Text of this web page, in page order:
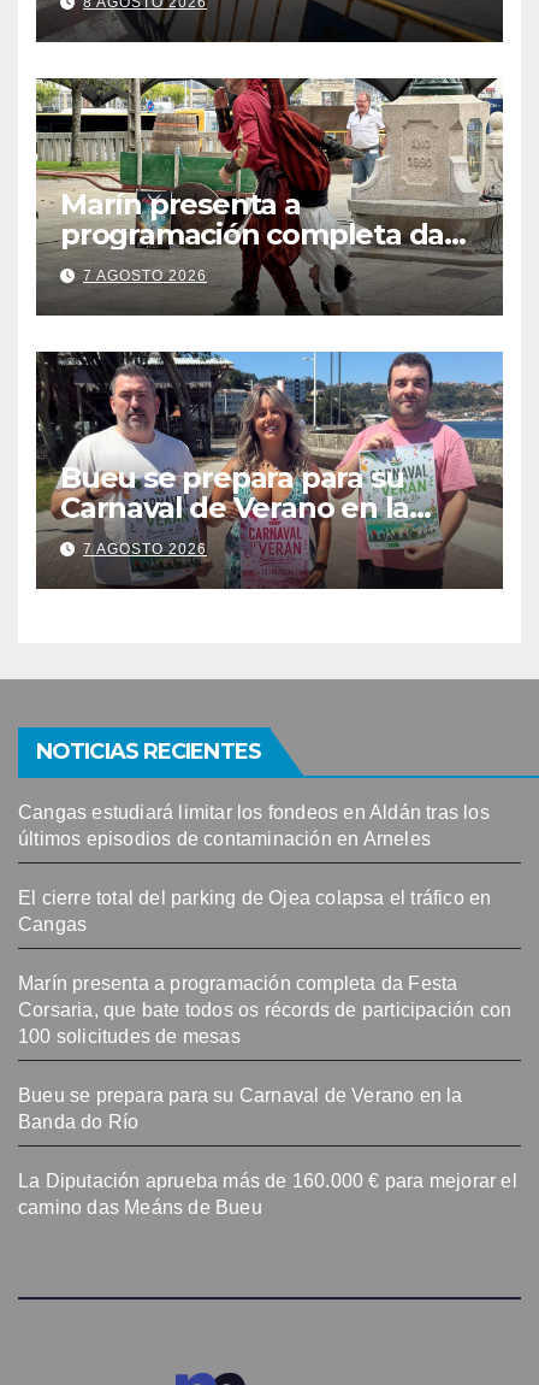
Marín presenta a
programación completa da
Festa Corsaria, que bate
todos os récords de
participación con 100
solicitudes de mesas
7 AGOSTO 2026
Bueu se prepara para su
Carnaval de Verano en la
Banda do Río
7 AGOSTO 2026
NOTICIAS RECIENTES
Cangas estudiará limitar los fondeos en Aldán tras los
últimos episodios de contaminación en Arneles
El cierre total del parking de Ojea colapsa el tráfico en
Cangas
Marín presenta a programación completa da Festa
Corsaria, que bate todos os récords de participación con
100 solicitudes de mesas
Bueu se prepara para su Carnaval de Verano en la
Banda do Río
La Diputación aprueba más de 160.000 € para mejorar el
camino das Meáns de Bueu